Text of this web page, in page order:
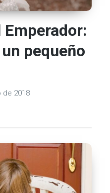
pequeño
de 2018